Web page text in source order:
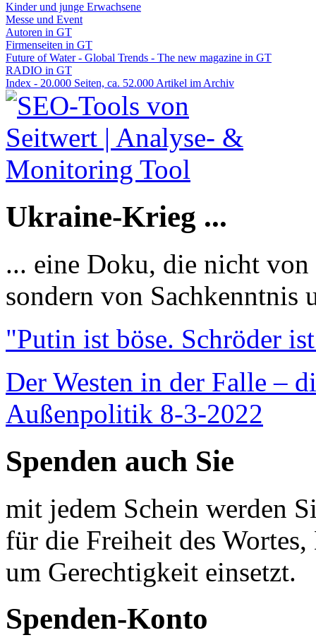
Kinder und junge Erwachsene
Messe und Event
Autoren in GT
Firmenseiten in GT
Future of Water - Global Trends - The new magazine in GT
RADIO in GT
Index - 20.000 Seiten, ca. 52.000 Artikel im Archiv
Ukraine-Krieg ...
... eine Doku, die nicht
sondern von Sachkenntnis
"Putin ist böse. Schröder
Der Westen in der Falle –
Außenpolitik 8-3-2022
Spenden auch Sie
mit jedem Schein werden
für die Freiheit des
um Gerechtigkeit einsetzt.
Spenden-Konto